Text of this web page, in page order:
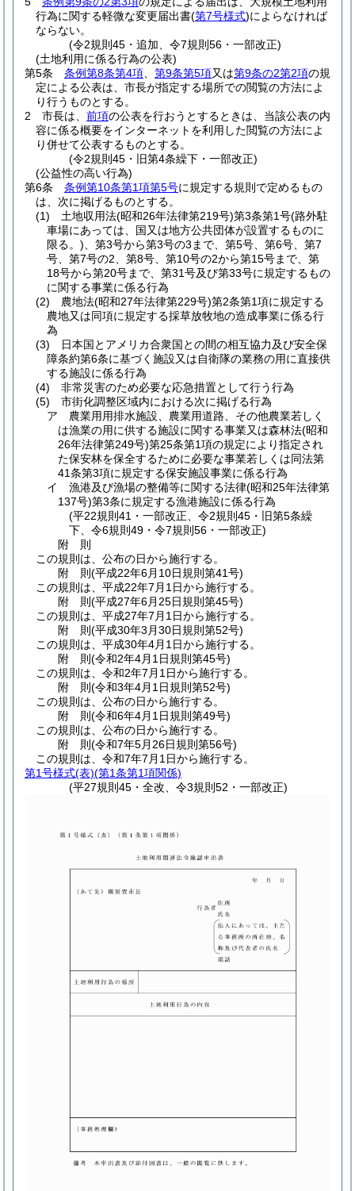
行為に関する軽微な変更届出書(第7号様式)によらなければ
ならない。
(令2規則45・追加、令7規則56・一部改正)
(土地利用に係る行為の公表)
第5条
条例第8条第4項 第9条第5項又は第9条の2第2項の規
定による公表は、市長が指定する場所での閲覧の方法によ
り行うものとする。
2
市長は、 前項の公表を行おうとするときは、当該公表の内
容に係る概要をインターネットを利用した閲覧の方法によ
り併せて公表するものとする。
(令2規則45・旧第4条繰下・一部改正)
(公益性の高い行為)
第6条
条例第10条第1項第5号に規定する規則で定めるもの
は、次に掲げるものとする。
(1)
土地収用法(昭和26年法律第219号)第3条第1号(路外駐
車場にあっては、国又は地方公共団体が設置するものに
限る。) 、第3号から第3号の3まで、第5号、第6号、第7
号、第7号の2、第8号、第10号の2から第15号まで、第
18号から第20号まで、第31号及び第33号に規定するもの
に関する事業に係る行為
(2)
農地法(昭和27年法律第229号)第2条第1項に規定する
農地又は同項に規定する採草放牧地の造成事業に係る行
為
(3)
日本国とアメリカ合衆国との間の相互協力及び安全保
障条約第6条に基づく施設又は自衛隊の業務の用に直接供
する施設に係る行為
(4)
非常災害のため必要な応急措置として行う行為
(5)
市街化調整区域内における次に掲げる行為
ア
農業用用排水施設、農業用道路、その他農業若しく
は漁業の用に供する施設に関する事業又は森林法(昭和
26年法律第249号)第25条第1項の規定により指定され
た保安林を保全するために必要な事業若しくは同法第
41条第3項に規定する保安施設事業に係る行為
イ
漁港及び漁場の整備等に関する法律(昭和25年法律第
137号)第3条に規定する漁港施設に係る行為
(平22規則41・一部改正、令2規則45・旧第5条繰
下、令6規則49・令7規則56・一部改正)
附 則
この規則は、公布の日から施行する。
附 則(平成22年6月10日規則第41号)
この規則は、平成22年7月1日から施行する。
附 則(平成27年6月25日規則第45号)
この規則は、平成27年7月1日から施行する。
附 則(平成30年3月30日規則第52号)
この規則は、平成30年4月1日から施行する。
附 則(令和2年4月1日規則第45号)
この規則は、令和2年7月1日から施行する。
附 則(令和3年4月1日規則第52号)
この規則は、公布の日から施行する。
附 則(令和6年4月1日規則第49号)
この規則は、公布の日から施行する。
附 則(令和7年5月26日規則第56号)
この規則は、令和7年7月1日から施行する。
第1号様式(表)(第1条第1項関係)
(平27規則45・全改、令3規則52・一部改正)